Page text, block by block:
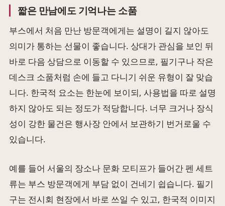
짧은 만남에도 기억나는 소품
부스에서 처음 만난 방문객에게는 설명이 길지 않아도
의미가 통하는 선물이 좋습니다. 상대가 관심을 보인 뒤
바로 다음 상담으로 이동할 수 있으므로, 필기구나 작은
데스크 소품처럼 손에 들고 다니기 쉬운 유형이 잘 맞습
니다. 한국적 요소는 한눈에 보이되, 사용법을 따로 설명
하지 않아도 되는 정도가 적당합니다. 너무 크거나 장식
성이 강한 물건은 행사장 안에서 보관하기 번거로울 수
있습니다.
예를 들어 서울의 장소나 문화 모티프가 들어간 펜 세트
류는 부스 방문객에게 부담 없이 건네기 쉽습니다. 필기
구는 전시회 현장에서 바로 쓰일 수 있고, 한국적 이미지